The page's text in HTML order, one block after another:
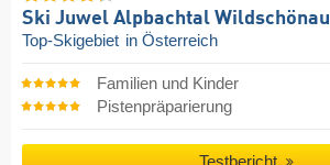
Ski Juwel Alpbachtal Wildschönau
Top-Skigebiet in Österreich
Familien und Kinder
Pistenpräparierung
Testbericht